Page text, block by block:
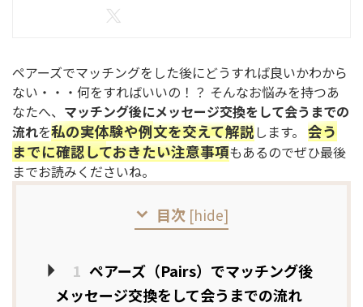
ペアーズでマッチングをした後にどうすれば良いかわから
ない・・・何をすればいいの！？ そんなお悩みを持つあ
なたへ、 マッチング後にメッセージ交換をして会うまでの
流れを私の実体験や例文を交えて解説します。 会う
までに確認しておきたい注意事項もあるのでぜひ最後
までお読みくださいね。
目次 [hide]
1 ペアーズ（Pairs）でマッチング後
メッセージ交換をして会うまでの流れ